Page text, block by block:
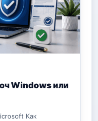
Windows или
Как